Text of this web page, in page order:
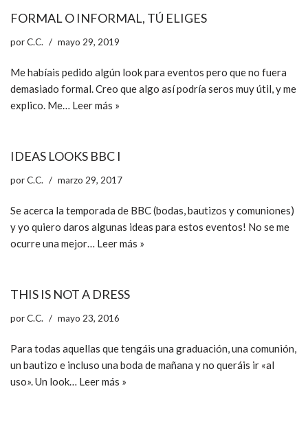
FORMAL O INFORMAL, TÚ ELIGES
porC.C. mayo 29, 2019
Me habíais pedido algún look para eventos pero que no fuera
demasiado formal. Creo que algo así podría seros muy útil, y me
explico. Me… Leer más »
IDEAS LOOKS BBC I
porC.C. marzo 29, 2017
Se acerca la temporada de BBC (bodas, bautizos y comuniones)
y yo quiero daros algunas ideas para estos eventos! No se me
ocurre una mejor… Leer más »
THIS IS NOT A DRESS
porC.C. mayo 23, 2016
Para todas aquellas que tengáis una graduación, una comunión,
un bautizo e incluso una boda de mañana y no queráis ir «al
uso». Un look… Leer más »